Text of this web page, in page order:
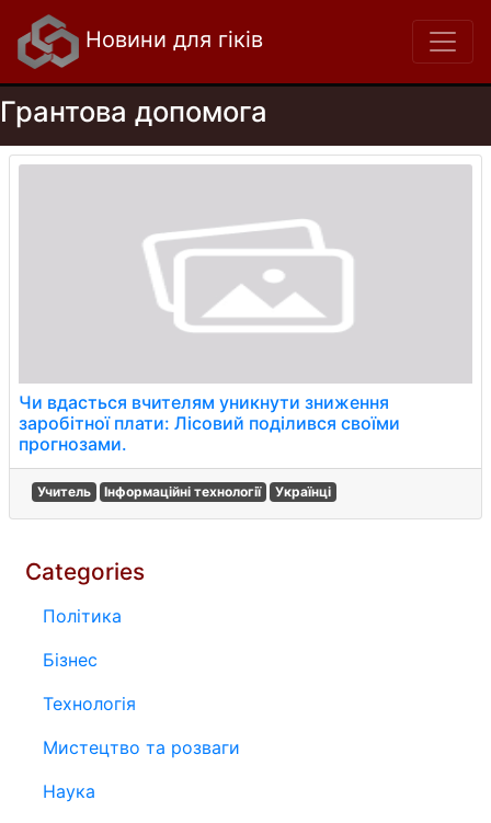
Новини для гіків
Грантова допомога
Чи вдасться вчителям уникнути зниження
заробітної плати: Лісовий поділився своїми
прогнозами.
Учитель Інформаційні технології Українці
Categories
Політика
Бізнес
Технологія
Мистецтво та розваги
Наука